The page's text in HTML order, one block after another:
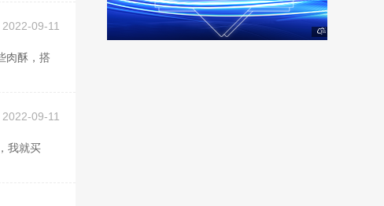
2022-09-11
2022-09-11